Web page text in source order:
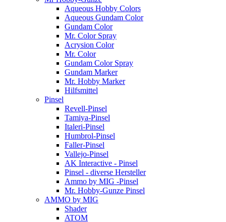
Aqueous Hobby Colors
Aqueous Gundam Color
Gundam Color
Mr. Color Spray
Acrysion Color
Mr. Color
Gundam Color Spray
Gundam Marker
Mr. Hobby Marker
Hilfsmittel
Pinsel
Revell-Pinsel
Tamiya-Pinsel
Italeri-Pinsel
Humbrol-Pinsel
Faller-Pinsel
Vallejo-Pinsel
AK Interactive - Pinsel
Pinsel - diverse Hersteller
Ammo by MIG -Pinsel
Mr. Hobby-Gunze Pinsel
AMMO by MIG
Shader
ATOM